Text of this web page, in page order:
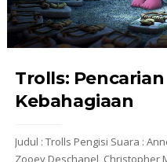
Trolls:
Kebahagiaan
Judul : Trolls Pengisi Suara :
Zooey Deschanel, Christopher